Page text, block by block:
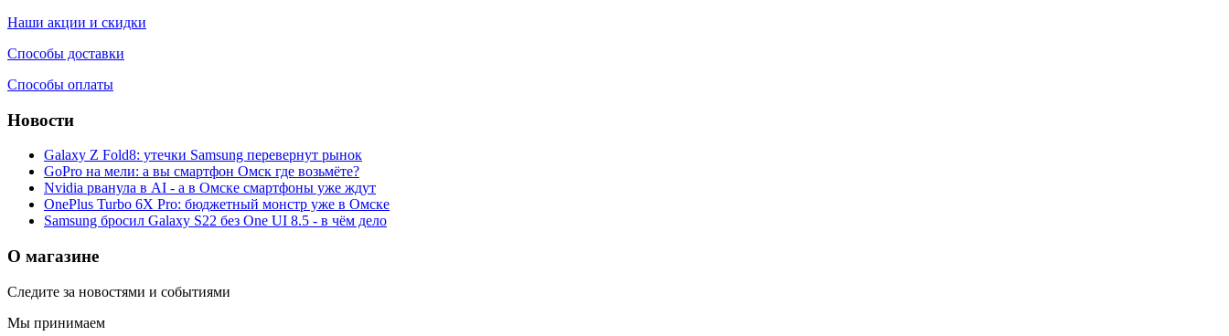
Наши акции и скидки
Способы доставки
Способы оплаты
Новости
Galaxy Z Fold8: утечки Samsung перевернут рынок
GoPro на мели: а вы смартфон Омск где возьмёте?
Nvidia рванула в AI - а в Омске смартфоны уже ждут
OnePlus Turbo 6X Pro: бюджетный монстр уже в Омске
Samsung бросил Galaxy S22 без One UI 8.5 - в чём дело
О магазине
Следите за новостями и событиями
Мы принимаем